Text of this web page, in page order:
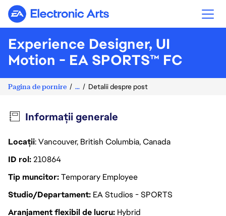
Electronic Arts
Experience Designer, UI
Motion - EA SPORTS™ FC
Pagina de pornire ... Detalii despre post
Informații generale
Locații: Vancouver, British Columbia, Canada
ID rol210864
Tip muncitorTemporary Employee
Studio/Departament EA Studios - SPORTS
Aranjament flexibil de lucru Hybrid